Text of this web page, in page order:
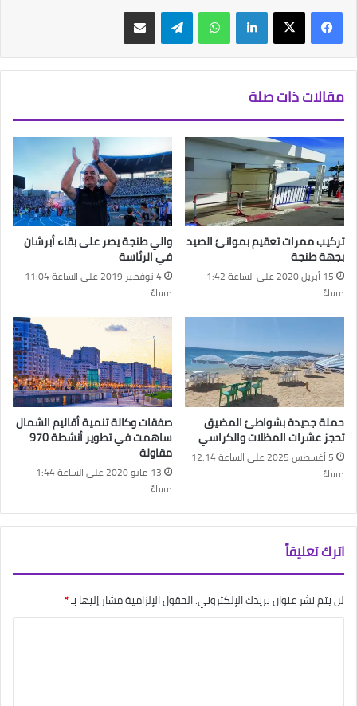
فيسبوك‫X لينكدإن واتساب تيلقرام مشاركة عبر البريد
مقالات ذات صلة
تركيب ممرات تعقيم بموانئ الصيد
بجهة طنجة
15 أبريل 2020 على الساعة 1:42
مساءً
والي طنجة يصر على بقاء أبرشان
في الرئاسة
4 نوفمبر 2019 على الساعة 11:04
مساءً
حملة جديدة بشواطئ المضيق
تحجز عشرات المظلات والكراسي
5 أغسطس 2025 على الساعة 12:14
مساءً
صفقات وكالة تنمية أقاليم الشمال
ساهمت في تطوير أنشطة 970
مقاولة
13 مايو 2020 على الساعة 1:44
مساءً
اترك تعليقاً
لن يتم نشر عنوان بريدك الإلكتروني.الحقول الإلزامية مشار إليها بـ*